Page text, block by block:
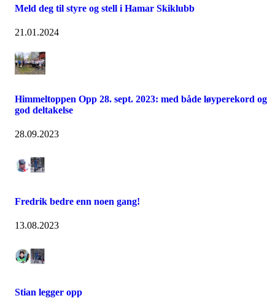
Meld deg til styre og stell i Hamar Skiklubb
21.01.2024
Himmeltoppen Opp 28. sept. 2023: med både løyperekord og
god deltakelse
28.09.2023
Fredrik bedre enn noen gang!
13.08.2023
Stian legger opp